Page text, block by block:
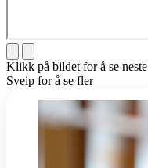
Klikk på bildet for å se neste
Sveip for å se fler